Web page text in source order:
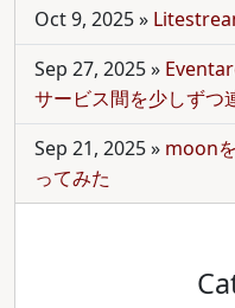
Oct 9, 2025»
Sep 27, 2025»
サービス間を少しずつ
Sep 21, 2025» moon
ってみた